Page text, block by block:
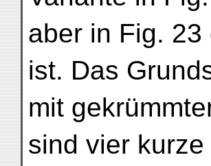
aber in Fig.
ist. Das
mit
sind vier